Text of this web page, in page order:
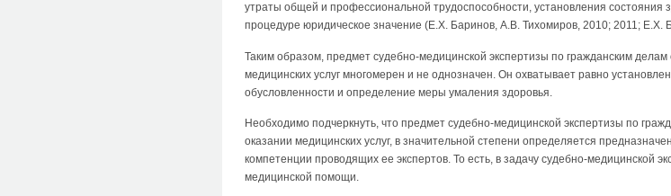
утраты общей и профессиональной трудоспособности, установления состояния
процедуре юридическое значение (Е.Х. Баринов, А.В. Тихомиров, 2010; 2011; Е.Х.
Таким образом, предмет судебно-медицинской экспертизы по гражданским
медицинских услуг многомерен и не однозначен. Он охватывает равно
обусловленности и определение меры умаления здоровья.
Необходимо подчеркнуть, что предмет судебно-медицинской экспертизы по
оказании медицинских услуг, в значительной степени определяется
компетенции проводящих ее экспертов. То есть, в задачу судебно-медицинской
медицинской помощи.